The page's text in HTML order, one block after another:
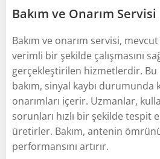
Bakım ve Onarım Servisi
Bakım ve onarım servisi,
verimli bir şekilde çalışmasını
gerçekleştirilen hizmetlerdir.
bakım, sinyal kaybı
onarımları içerir. Uzmanlar,
sorunları hızlı bir şekilde tespit
üretirler. Bakım, antenin
performansını artırır.